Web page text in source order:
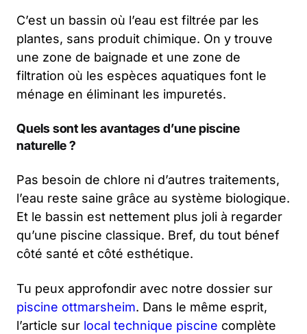
C’est un bassin où l’eau est filtrée par les
plantes, sans produit chimique. On y trouve
une zone de baignade et une zone de
filtration où les espèces aquatiques font le
ménage en éliminant les impuretés.
Quels sont les avantages d’une piscine
naturelle ?
Pas besoin de chlore ni d’autres traitements,
l’eau reste saine grâce au système biologique.
Et le bassin est nettement plus joli à regarder
qu’une piscine classique. Bref, du tout bénef
côté santé et côté esthétique.
Tu peux approfondir avec notre dossier sur
piscine ottmarsheim. Dans le même esprit,
l’article sur local technique piscine complète